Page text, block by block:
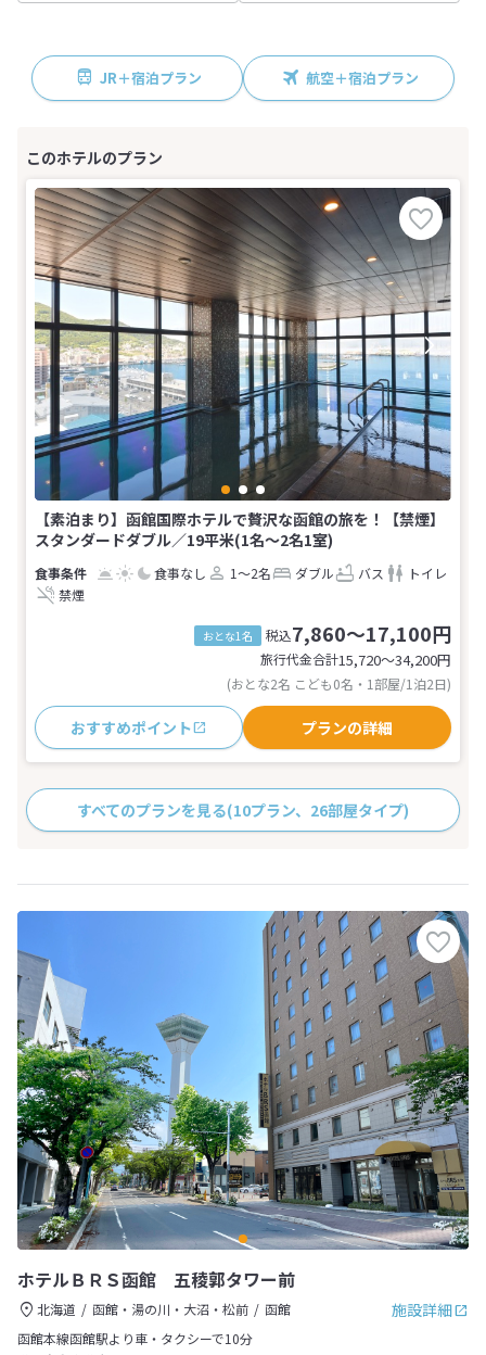
JR＋宿泊プラン 航空＋宿泊プラン
【素泊まり】函館国際ホテルで贅沢な函館の旅を！【禁煙】
スタンダードダブル／19平米(1名～2名1室)
食事なし 1～2名 ダブル バス
トイレ
禁煙
おとな1名 税込7,860～17,100円
旅行代金合計15,720〜34,200円
(おとな2名 こども0名・1部屋/1泊2日)
おすすめポイント プランの詳細
すべてのプランを見る(10プラン、26部屋タイプ)
ホテルＢＲＳ函館 五稜郭タワー前
施設詳細
北海道 函館・湯の川・大沼・松前
函館
函館本線函館駅より車・タクシーで10分